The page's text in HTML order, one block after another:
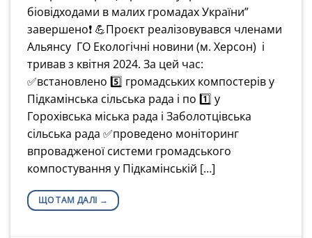
біовідходами в малих громадах України”
завершено❗️ 💪Проєкт реалізовувався членами
Альянсу ГО Екологічні новини (м. Херсон) і
тривав з квітня 2024. За цей час:
✅встановлено 5️⃣ громадських компостерів у
Підкамінська сільська рада і по 1️⃣ у
Горохівська міська рада і Заболотцівська
сільська рада ✅проведено моніторинг
впровадженої системи громадського
компостування у Підкамінській […]
ЩО ТАМ ДАЛІ →